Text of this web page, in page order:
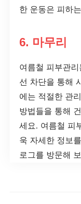
한 운동은 피하
6. 마무리
여름철 피부관
선 차단을 통해
에는 적절한 관
방법들을 통해
세요. 여름철 피
욱 자세한 정보
로그를 방문해